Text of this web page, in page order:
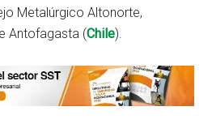
Metalúrgico Altonorte,
Antofagasta (Chile).